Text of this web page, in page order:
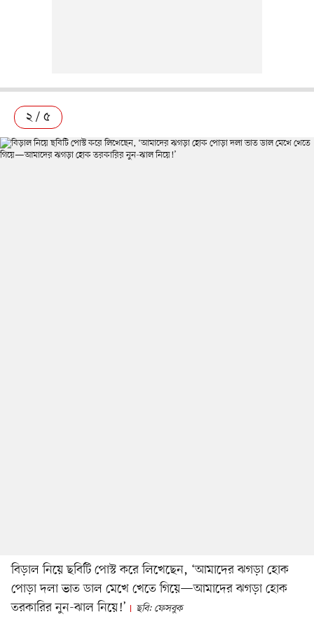
২ / ৫
বিড়াল নিয়ে ছবিটি পোস্ট করে লিখেছেন, ‘আমাদের ঝগড়া হোক
পোড়া দলা ভাত ডাল মেখে খেতে গিয়ে—আমাদের ঝগড়া হোক
তরকারির নুন-ঝাল নিয়ে!’
ছবি: ফেসবুক